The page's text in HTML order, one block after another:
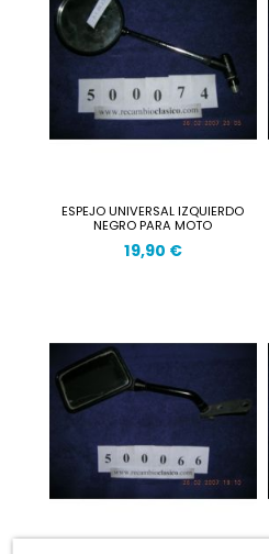
ESPEJO UNIVERSAL IZQUIERDO
NEGRO PARA MOTO
19,90 €